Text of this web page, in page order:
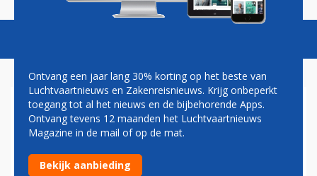
EU-TOEZICHTHOUDER WIL
INSPECTIES AIRBUS A350-
1000'S NA BRAND IN MOTOR
Ontvang een jaar lang 30% korting op het beste van
Luchtvaartnieuws en Zakenreisnieuws. Krijg onbeperkt
toegang tot al het nieuws en de bijbehorende Apps.
Ontvang tevens 12 maanden het Luchtvaartnieuws
Magazine in de mail of op de mat.
Bekijk aanbieding